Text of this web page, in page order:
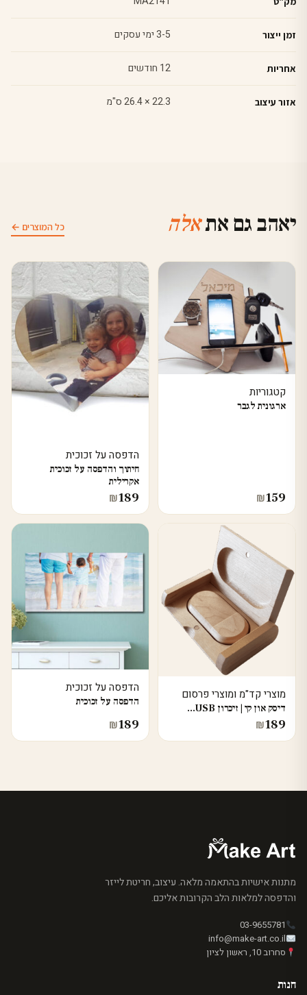
זמן ייצור 3-5 ימי עסקים
אחריות 12 חודשים
אזור עיצוב 22.3 × 26.4 ס"מ
יאהב גם אתאלה כל המוצרים ←
קטגוריות
ארגונית לגבר
₪159
הדפסה על זכוכית
חיתוך והדפסה על זכוכית
אקרילית
₪189
מוצרי קד"מ ומוצרי פרסום
דיסק און קי | זיכרון USB…
₪189
הדפסה על זכוכית
הדפסה על זכוכית
₪189
מתנות אישיות בהתאמה מלאה. עיצוב, חריטת לייזר
והדפסה למלאות הלב הקרובות אליכם.
03-9655781
info@make-art.co.il
סחרוב 10, ראשון לציון
חנות